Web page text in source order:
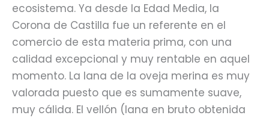
ecosistema. Ya desde la Edad Media, la
Corona de Castilla fue un referente en el
comercio de esta materia prima, con una
calidad excepcional y muy rentable en aquel
momento. La lana de la oveja merina es muy
valorada puesto que es sumamente suave,
muy cálida. El vellón (lana en bruto obtenida